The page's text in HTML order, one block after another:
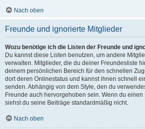
Nach oben
Freunde und ignorierte Mitglieder
Wozu benötige ich die Listen der Freunde und
Du kannst diese Listen benutzen, um andere
verwalten. Mitglieder, die du deiner Freundesliste
deinem persönlichen Bereich für den schnellen
dort deren Onlinestatus und kannst ihnen schnell
senden. Abhängig von dem Style, den du
Freunde auch hervorgehoben sein. Wenn du
siehst du seine Beiträge standardmäßig nicht.
Nach oben